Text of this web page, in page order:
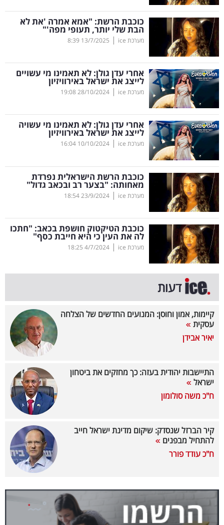
טלוויזיה
עסקי
ספורט
קריירה
ולימודים
מינויים
רייטינג
רכב
בריאות
תרבות
ופנאי
תיירות
TOP-
5
המילון
הכלכלי
40
UNDER
שיתופי
פעולה
דרושים
כוכבת הרשת: "אמא אמרה 'את לא
הבת שלי יותר, תעופי מפה'"
מערכת ice |
13/7/2025
8:39
אחרי עדן גולן: לא תאמינו מי עשויים
לייצג את ישראל באירוויזיון
מערכת ice |
28/10/2024
19:08
אחרי עדן גולן: לא תאמינו מי עשויה
לייצג את ישראל באירוויזיון
מערכת ice |
10/10/2024
16:04
כוכבת הרשת הישראלית נפרדת
מאחותה: "בצער רב ובכאב גדול"
מערכת ice |
23/9/2024
18:54
כוכבת הטיקטוק חושפת בכאב: "חתכו
לה את העין כי היא חייבת כסף"
מערכת ice |
4/7/2024
18:25
דעות
קיימות, אמון וחוסן: המנועים החדשים של הצלחה
עסקית
יאיר אבידן
התיישבות יהודית בעזה: כך מחזקים את ביטחון
ישראל
ח"כ משה סולומון
קיר הברזל שנסדק: שיקום מדינת ישראל חייב
להתחיל מבפנים
ח"כ עודד פורר